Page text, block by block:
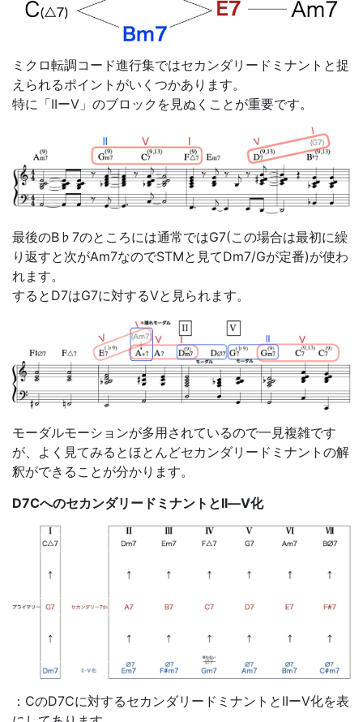
ミクロ転調コード進行集ではセカンダリードミナントと捉
えられるポイントがいくつかあります。
特に「IIーV」のブロックを見ぬくことが重要です。
最後のB♭7のところには通常ではG7(この場合は最初に繰
り返すと次がAm7なのでSTMと見てDm7/Gが定番)が使わ
れます。
するとD7はG7に対するVと見られます。
モーダルモーションが多用されているので一見複雑です
が、よく見てみるとほとんどセカンダリードミナントの解
釈ができることが分かります。
D7CへのセカンダリードミナントとII―V化
：CのD7Cに対するセカンダリードミナントとIIーV化を表